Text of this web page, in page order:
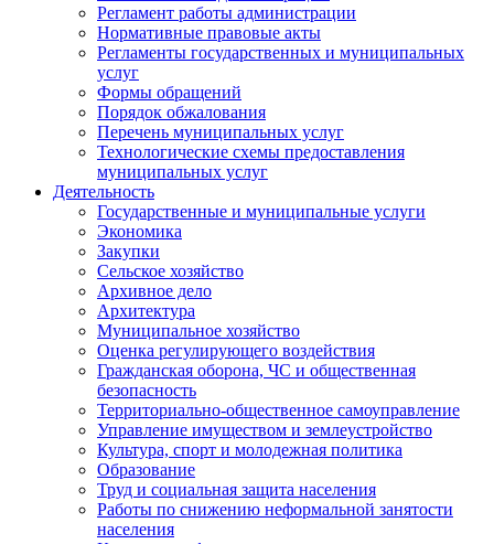
Регламент работы администрации
Нормативные правовые акты
Регламенты государственных и муниципальных
услуг
Формы обращений
Порядок обжалования
Перечень муниципальных услуг
Технологические схемы предоставления
муниципальных услуг
Деятельность
Государственные и муниципальные услуги
Экономика
Закупки
Сельское хозяйство
Архивное дело
Архитектура
Муниципальное хозяйство
Оценка регулирующего воздействия
Гражданская оборона, ЧС и общественная
безопасность
Территориально-общественное самоуправление
Управление имуществом и землеустройство
Культура, спорт и молодежная политика
Образование
Труд и социальная защита населения
Работы по снижению неформальной занятости
населения